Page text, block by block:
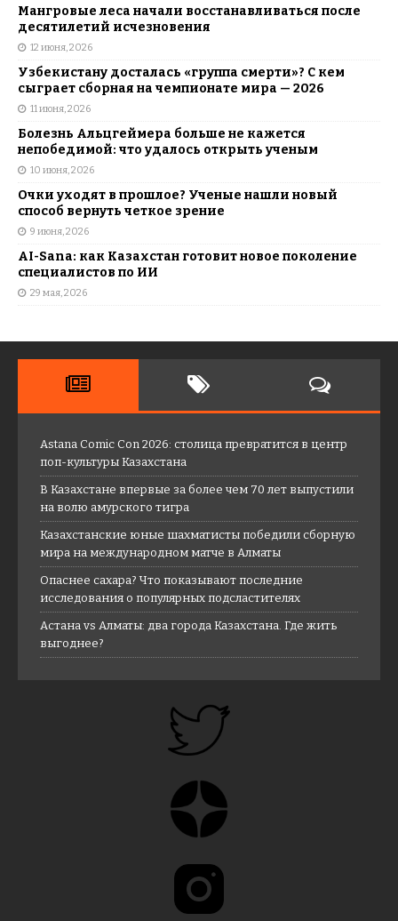
Мангровые леса начали восстанавливаться после
десятилетий исчезновения
12 июня, 2026
Узбекистану досталась «группа смерти»? С кем
сыграет сборная на чемпионате мира — 2026
11 июня, 2026
Болезнь Альцгеймера больше не кажется
непобедимой: что удалось открыть ученым
10 июня, 2026
Очки уходят в прошлое? Ученые нашли новый
способ вернуть четкое зрение
9 июня, 2026
AI-Sana: как Казахстан готовит новое поколение
специалистов по ИИ
29 мая, 2026
Astana Comic Con 2026: столица превратится в центр
поп-культуры Казахстана
В Казахстане впервые за более чем 70 лет выпустили
на волю амурского тигра
Казахстанские юные шахматисты победили сборную
мира на международном матче в Алматы
Опаснее сахара? Что показывают последние
исследования о популярных подсластителях
Астана vs Алматы: два города Казахстана. Где жить
выгоднее?